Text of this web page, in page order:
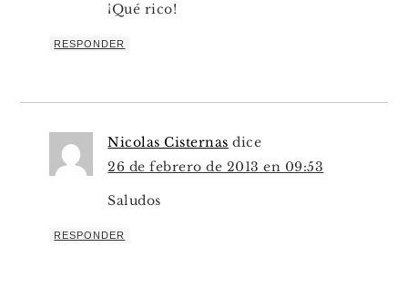
¡Qué rico!
RESPONDER
Nicolas Cisternas dice
26 de febrero de 2013 en 09:53
Saludos
RESPONDER